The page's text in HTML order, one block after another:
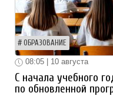
ОБРАЗОВАНИЕ
08:05 | 10 августа
С начала учебного
по обновленной